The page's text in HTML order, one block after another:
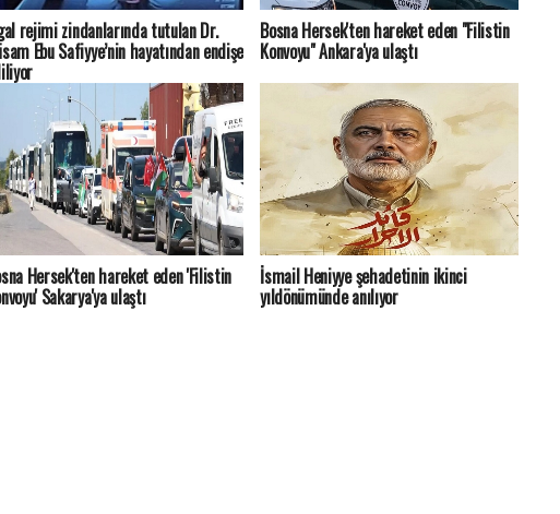
rejimi zindanlarında tutulan Dr.
Ebu Safiyye’nin hayatından endişe
Bosna Hersek'ten hareket eden "Filistin
Konvoyu" Ankara'ya ulaştı
Hersek'ten hareket eden 'Filistin
Sakarya'ya ulaştı
İsmail Heniyye şehadetinin ikinci
yıldönümünde anılıyor